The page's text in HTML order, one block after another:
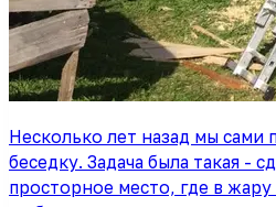
Несколько лет назад мы сами
беседку. Задача была такая -
просторное место, где в